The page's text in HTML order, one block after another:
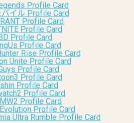
Profile Card
イル Profile Card
Profile Card
Profile Card
Profile Card
Profile Card
Rise Profile Card
Unite Profile Card
Profile Card
Profile Card
Profile Card
Profile Card
Profile Card
Profile Card
Ultra Rumble Profile Card